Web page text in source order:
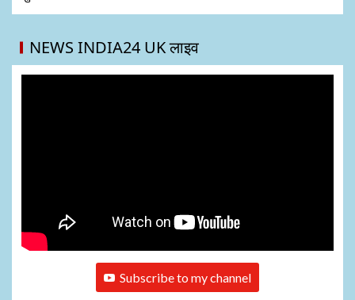
NEWS INDIA24 UK लाइव
Subscribe to my channel